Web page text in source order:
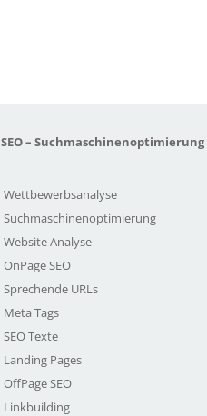
SEO – Suchmaschinenoptimierung
Wettbewerbsanalyse
Suchmaschinenoptimierung
Website Analyse
OnPage SEO
Sprechende URLs
Meta Tags
SEO Texte
Landing Pages
OffPage SEO
Linkbuilding